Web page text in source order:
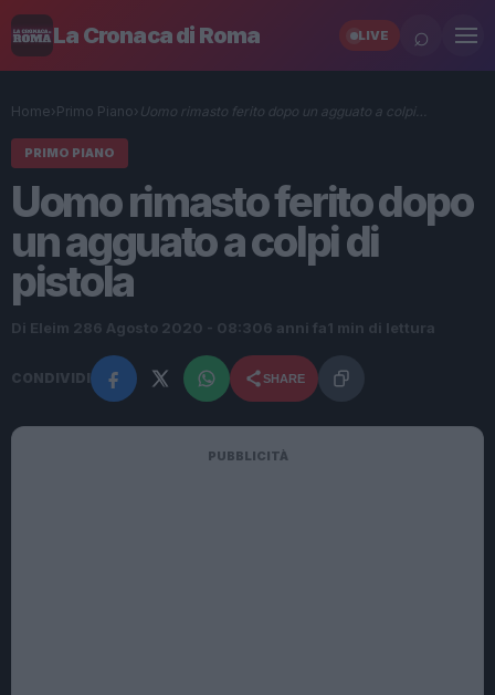
La Cronaca di Roma LIVE ⌕
Home› Primo Piano› Uomo rimasto ferito dopo un agguato a colpi…
PRIMO PIANO
Uomo rimasto ferito dopo
un agguato a colpi di
pistola
Di Eleim 286 Agosto 2020 - 08:306 anni fa 1 min di lettura
CONDIVIDI SHARE
PUBBLICITÀ